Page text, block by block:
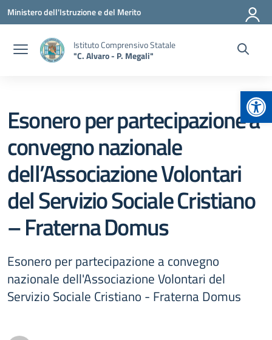
Vai ai contenuti
Vai al menu di navigazione
Vai al footer
Ministero dell'Istruzione e del Merito
Istituto Comprensivo Statale
"C. Alvaro - P. Megali"
Esonero per partecipazione a
convegno nazionale
dell’Associazione Volontari
del Servizio Sociale Cristiano
– Fraterna Domus
Esonero per partecipazione a convegno
nazionale dell'Associazione Volontari del
Servizio Sociale Cristiano - Fraterna Domus